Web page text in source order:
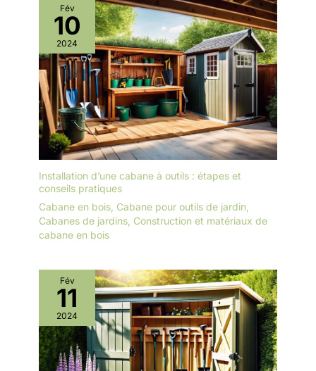
Fév
10
2024
Installation d’une cabane à outils : étapes et
conseils pratiques
Cabane en bois Cabane pour outils de jardin
Cabanes de jardins Construction et matériaux de
cabane en bois
Fév
11
2024